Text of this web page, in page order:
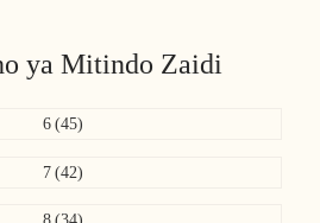
ya Mitindo Zaidi